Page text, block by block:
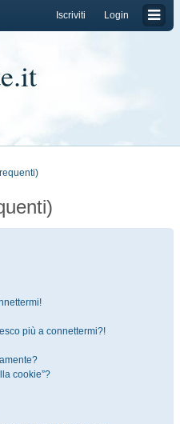
Login
Iscriviti
più a connettermi?!
cookie”?